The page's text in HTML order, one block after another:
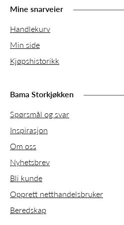
Mine snarveier
Handlekurv
Min side
Kjøpshistorikk
Bama Storkjøkken
Spørsmål og svar
Inspirasjon
Om oss
Nyhetsbrev
Bli kunde
Opprett netthandelsbruker
Beredskap